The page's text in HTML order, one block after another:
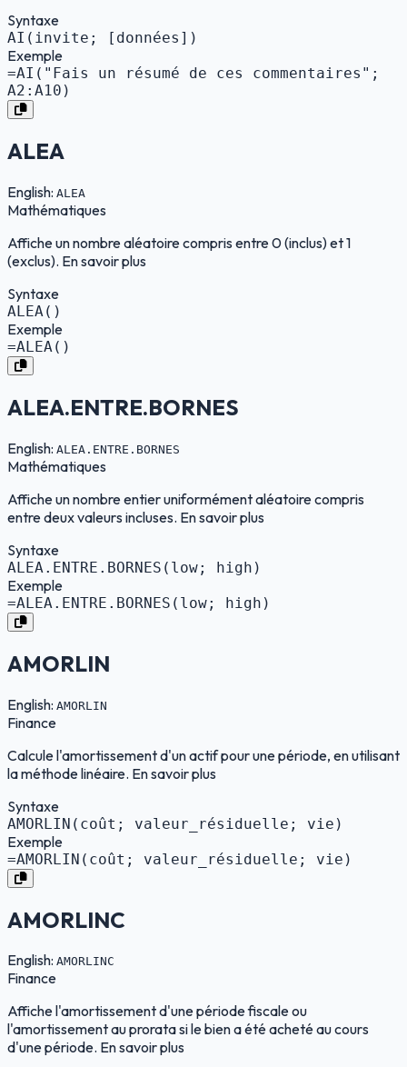
Syntaxe
AI(invite; [données])
Exemple
=AI("Fais un résumé de ces commentaires";
A2:A10)
ALEA
English: ALEA
Mathématiques
Affiche un nombre aléatoire compris entre 0 (inclus) et 1
(exclus). En savoir plus
Syntaxe
ALEA()
Exemple
=ALEA()
ALEA.ENTRE.BORNES
English: ALEA.ENTRE.BORNES
Mathématiques
Affiche un nombre entier uniformément aléatoire compris
entre deux valeurs incluses. En savoir plus
Syntaxe
ALEA.ENTRE.BORNES(low; high)
Exemple
=ALEA.ENTRE.BORNES(low; high)
AMORLIN
English: AMORLIN
Finance
Calcule l'amortissement d'un actif pour une période, en utilisant
la méthode linéaire. En savoir plus
Syntaxe
AMORLIN(coût; valeur_résiduelle; vie)
Exemple
=AMORLIN(coût; valeur_résiduelle; vie)
AMORLINC
English: AMORLINC
Finance
Affiche l'amortissement d'une période fiscale ou
l'amortissement au prorata si le bien a été acheté au cours
d'une période. En savoir plus